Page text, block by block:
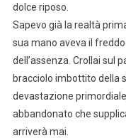
dolce riposo.
Sapevo già la realtà
sua mano aveva il
dell’assenza. Crollai sul
bracciolo imbottito della
devastazione
abbandonato che
arriverà mai.